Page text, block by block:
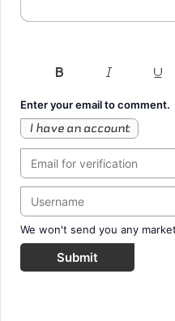
Enter your email to comment.
I have an account
We won't send you any
Submit